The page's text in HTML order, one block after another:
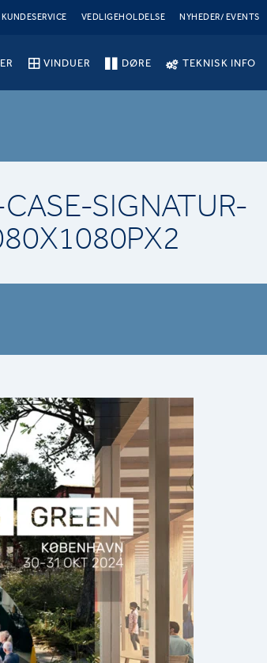
KUNDESERVICE VEDLIGEHOLDELSE NYHEDER/ EVENTS
VINDUER DØRE TEKNISK INFO
SIGNATUR-